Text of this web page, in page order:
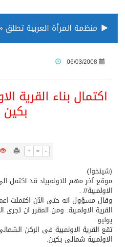
ثلة من الضابطات في
06/03/2008
اكتمال بناء القرية
بكين
+ = -
(شينخوا)
موقع آخر مهم للاولمبياد قد اكتمل
الاولمبية// .
وقال مسؤول انه حتى الآن اكتملت
القرية الاولمبية. ومن المقرر ان تجرى
يوليو .
تقع القرية الاولمبية فى الركن
الاولمبية شمالى بكين.